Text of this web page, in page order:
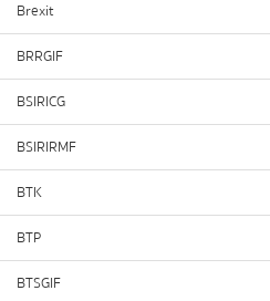
Brexit
BRRGIF
BSIRICG
BSIRIRMF
BTK
BTP
BTSGIF